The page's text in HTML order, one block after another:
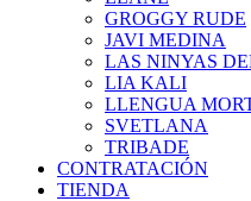
GROGGY RUDE
JAVI MEDINA
LAS NINYAS
LIA KALI
LLENGUA
SVETLANA
TRIBADE
CONTRATACIÓN
TIENDA